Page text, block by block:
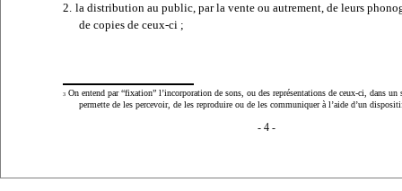
2. la distribution au public, par la vente ou autrement, de leurs
de copies de ceux-ci ;
3 On entend par “fixation” l’incorporation de sons, ou des représentations de ceux-ci, dans un
permette de les percevoir, de les reproduire ou de les communiquer à l’aide d’un
- 4 -